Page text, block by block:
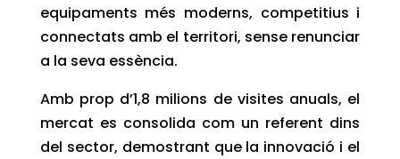
equipaments més moderns, competitius i
connectats amb el territori, sense renunciar
a la seva essència.
Amb prop d’1,8 milions de visites anuals, el
mercat es consolida com un referent dins
del sector, demostrant que la innovació i el